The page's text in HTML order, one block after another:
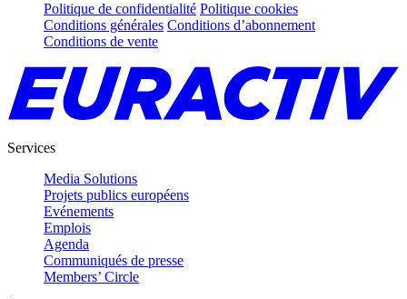
Politique de confidentialité Politique cookies
Conditions générales Conditions d’abonnement
Conditions de vente
Services
Media Solutions
Projets publics européens
Evénements
Emplois
Agenda
Communiqués de presse
Members’ Circle